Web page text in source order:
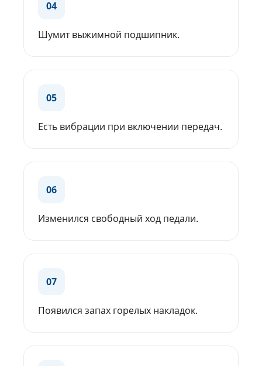
04
Шумит выжимной подшипник.
05
Есть вибрации при включении передач.
06
Изменился свободный ход педали.
07
Появился запах горелых накладок.